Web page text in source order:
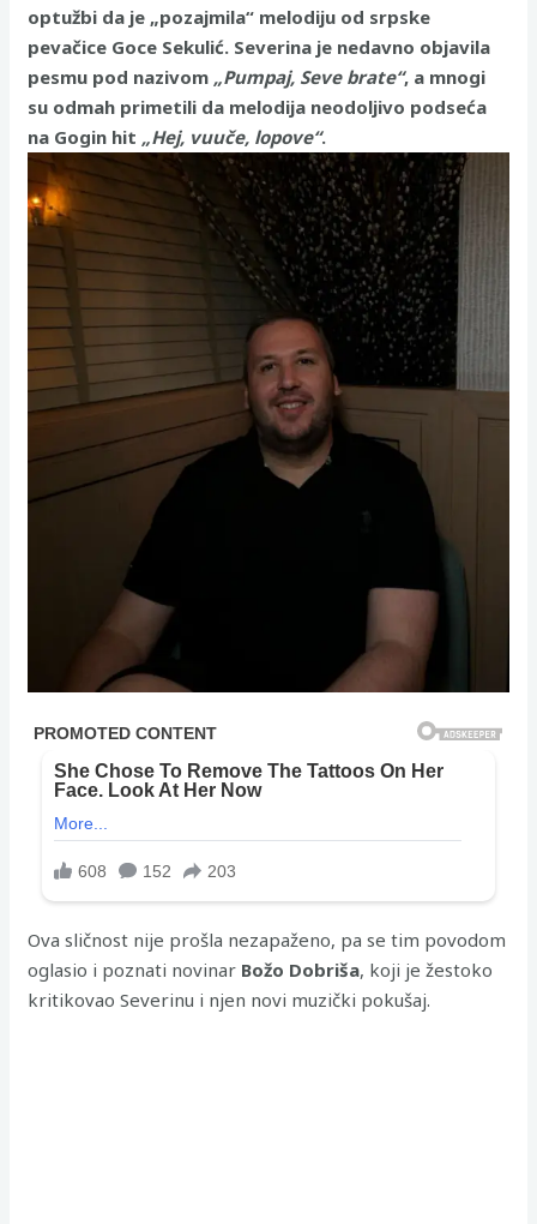
optužbi da je „pozajmila“ melodiju od srpske
pevačice Goce Sekulić. Severina je nedavno objavila
pesmu pod nazivom „Pumpaj, Seve brate“, a mnogi
su odmah primetili da melodija neodoljivo podseća
na Gogin hit „Hej, vuuče, lopove“.
Ova sličnost nije prošla nezapaženo, pa se tim povodom
oglasio i poznati novinar Božo Dobriša, koji je žestoko
kritikovao Severinu i njen novi muzički pokušaj.